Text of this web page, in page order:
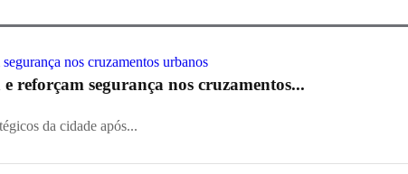
reforçam segurança nos cruzamentos...
da cidade após...